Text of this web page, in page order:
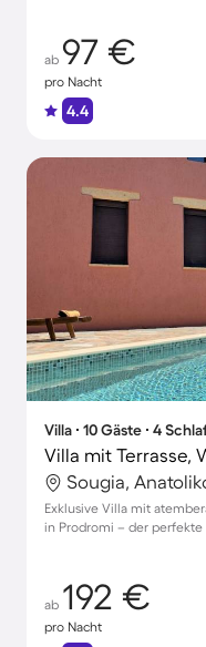
ab 97 €
pro Nacht
4.4
Villa ∙ 10 Gäste ∙ 4
Sougia,
Exklusive Villa mit
in Prodromi – der perfekte
ab 192 €
pro Nacht